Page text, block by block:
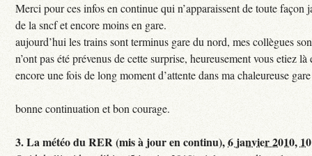
Merci pour ces infos en continue qui n’apparaissent de toute façon
de la sncf et encore moins en gare.
aujourd’hui les trains sont terminus gare du nord, mes collègues
n’ont pas été prévenus de cette surprise, heureusement vous etiez là
encore une fois de long moment d’attente dans ma chaleureuse
bonne continuation et bon courage.
3.La météo du RER (mis à jour en continu),6 janvier 2010,